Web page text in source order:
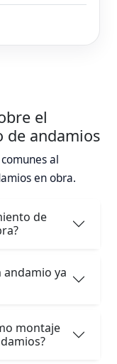
el
de andamios
al
en obra.
de
andamio ya
montaje